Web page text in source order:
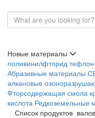
Новые материалы
поливинилфторид тефлон
Абразивные материалы
алкановые
Фторсодержащая смола
кислота Редкоземельные
Список продуктов